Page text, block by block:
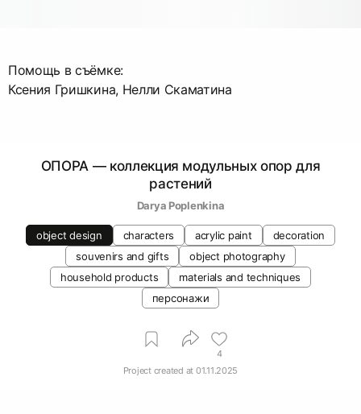
Помощь в съёмке:
Ксения Гришкина, Нелли Скаматина
ОПОРА — коллекция модульных опор для
растений
Darya Poplenkina
object design characters acrylic paint
decoration
souvenirs and gifts
object photography
household products
materials and techniques
персонажи
4
Project created at 01.11.2025